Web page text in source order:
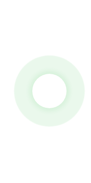
loosst eis w.e.g. Är